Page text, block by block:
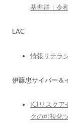
基準群｜令
LAC
情報リテラ
伊藤忠サイバー＆
ICIリスク
クの可視化